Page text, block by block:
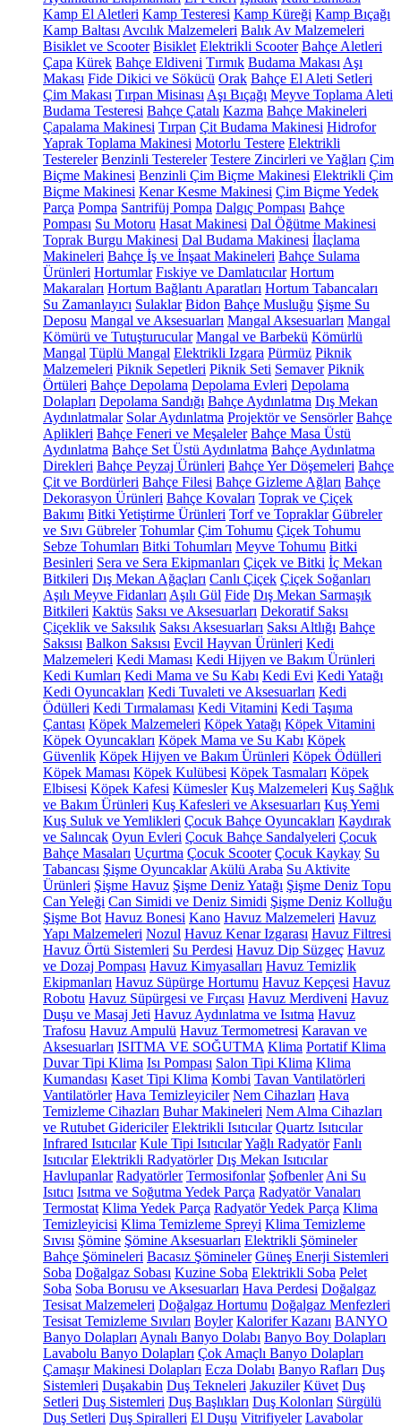
Kamp El Aletleri Kamp Testeresi Kamp Küreği Kamp Bıçağı
Kamp Baltası Avcılık Malzemeleri Balık Av Malzemeleri
Bisiklet ve Scooter Bisiklet Elektrikli Scooter Bahçe Aletleri
Çapa Kürek Bahçe Eldiveni Tırmık Budama Makası Aşı
Makası Fide Dikici ve Sökücü Orak Bahçe El Aleti Setleri
Çim Makası Tırpan Misinası Aşı Bıçağı Meyve Toplama Aleti
Budama Testeresi Bahçe Çatalı Kazma Bahçe Makineleri
Çapalama Makinesi Tırpan Çit Budama Makinesi Hidrofor
Yaprak Toplama Makinesi Motorlu Testere Elektrikli
Testereler Benzinli Testereler Testere Zincirleri ve Yağları Çim
Biçme Makinesi Benzinli Çim Biçme Makinesi Elektrikli Çim
Biçme Makinesi Kenar Kesme Makinesi Çim Biçme Yedek
Parça Pompa Santrifüj Pompa Dalgıç Pompası Bahçe
Pompası Su Motoru Hasat Makinesi Dal Öğütme Makinesi
Toprak Burgu Makinesi Dal Budama Makinesi İlaçlama
Makineleri Bahçe İş ve İnşaat Makineleri Bahçe Sulama
Ürünleri Hortumlar Fıskiye ve Damlatıcılar Hortum
Makaraları Hortum Bağlantı Aparatları Hortum Tabancaları
Su Zamanlayıcı Sulaklar Bidon Bahçe Musluğu Şişme Su
Deposu Mangal ve Aksesuarları Mangal Aksesuarları Mangal
Kömürü ve Tutuşturucular Mangal ve Barbekü Kömürlü
Mangal Tüplü Mangal Elektrikli Izgara Pürmüz Piknik
Malzemeleri Piknik Sepetleri Piknik Seti Semaver Piknik
Örtüleri Bahçe Depolama Depolama Evleri Depolama
Dolapları Depolama Sandığı Bahçe Aydınlatma Dış Mekan
Aydınlatmalar Solar Aydınlatma Projektör ve Sensörler Bahçe
Aplikleri Bahçe Feneri ve Meşaleler Bahçe Masa Üstü
Aydınlatma Bahçe Set Üstü Aydınlatma Bahçe Aydınlatma
Direkleri Bahçe Peyzaj Ürünleri Bahçe Yer Döşemeleri Bahçe
Çit ve Bordürleri Bahçe Filesi Bahçe Gizleme Ağları Bahçe
Dekorasyon Ürünleri Bahçe Kovaları Toprak ve Çiçek
Bakımı Bitki Yetiştirme Ürünleri Torf ve Topraklar Gübreler
ve Sıvı Gübreler Tohumlar Çim Tohumu Çiçek Tohumu
Sebze Tohumları Bitki Tohumları Meyve Tohumu Bitki
Besinleri Sera ve Sera Ekipmanları Çiçek ve Bitki İç Mekan
Bitkileri Dış Mekan Ağaçları Canlı Çiçek Çiçek Soğanları
Aşılı Meyve Fidanları Aşılı Gül Fide Dış Mekan Sarmaşık
Bitkileri Kaktüs Saksı ve Aksesuarları Dekoratif Saksı
Çiçeklik ve Saksılık Saksı Aksesuarları Saksı Altlığı Bahçe
Saksısı Balkon Saksısı Evcil Hayvan Ürünleri Kedi
Malzemeleri Kedi Maması Kedi Hijyen ve Bakım Ürünleri
Kedi Kumları Kedi Mama ve Su Kabı Kedi Evi Kedi Yatağı
Kedi Oyuncakları Kedi Tuvaleti ve Aksesuarları Kedi
Ödülleri Kedi Tırmalaması Kedi Vitamini Kedi Taşıma
Çantası Köpek Malzemeleri Köpek Yatağı Köpek Vitamini
Köpek Oyuncakları Köpek Mama ve Su Kabı Köpek
Güvenlik Köpek Hijyen ve Bakım Ürünleri Köpek Ödülleri
Köpek Maması Köpek Kulübesi Köpek Tasmaları Köpek
Elbisesi Köpek Kafesi Kümesler Kuş Malzemeleri Kuş Sağlık
ve Bakım Ürünleri Kuş Kafesleri ve Aksesuarları Kuş Yemi
Kuş Suluk ve Yemlikleri Çocuk Bahçe Oyuncakları Kaydırak
ve Salıncak Oyun Evleri Çocuk Bahçe Sandalyeleri Çocuk
Bahçe Masaları Uçurtma Çocuk Scooter Çocuk Kaykay Su
Tabancası Şişme Oyuncaklar Akülü Araba Su Aktivite
Ürünleri Şişme Havuz Şişme Deniz Yatağı Şişme Deniz Topu
Can Yeleği Can Simidi ve Deniz Simidi Şişme Deniz Kolluğu
Şişme Bot Havuz Bonesi Kano Havuz Malzemeleri Havuz
Yapı Malzemeleri Nozul Havuz Kenar Izgarası Havuz Filtresi
Havuz Örtü Sistemleri Su Perdesi Havuz Dip Süzgeç Havuz
ve Dozaj Pompası Havuz Kimyasalları Havuz Temizlik
Ekipmanları Havuz Süpürge Hortumu Havuz Kepçesi Havuz
Robotu Havuz Süpürgesi ve Fırçası Havuz Merdiveni Havuz
Duşu ve Masaj Jeti Havuz Aydınlatma ve Isıtma Havuz
Trafosu Havuz Ampulü Havuz Termometresi Karavan ve
Aksesuarları ISITMA VE SOĞUTMA Klima Portatif Klima
Duvar Tipi Klima Isı Pompası Salon Tipi Klima Klima
Kumandası Kaset Tipi Klima Kombi Tavan Vantilatörleri
Vantilatörler Hava Temizleyiciler Nem Cihazları Hava
Temizleme Cihazları Buhar Makineleri Nem Alma Cihazları
ve Rutubet Gidericiler Elektrikli Isıtıcılar Quartz Isıtıcılar
Infrared Isıtıcılar Kule Tipi IsıtıcılarYağlı Radyatör Fanlı
Isıtıcılar Elektrikli Radyatörler Dış Mekan Isıtıcılar
Havlupanlar Radyatörler Termosifonlar Şofbenler Ani Su
Isıtıcı Isıtma ve Soğutma Yedek Parça Radyatör Vanaları
Termostat Klima Yedek Parça Radyatör Yedek Parça Klima
Temizleyicisi Klima Temizleme Spreyi Klima Temizleme
Sıvısı Şömine Şömine Aksesuarları Elektrikli Şömineler
Bahçe Şömineleri Bacasız Şömineler Güneş Enerji Sistemleri
Soba Doğalgaz Sobası Kuzine Soba Elektrikli Soba Pelet
Soba Soba Borusu ve Aksesuarları Hava Perdesi Doğalgaz
Tesisat Malzemeleri Doğalgaz Hortumu Doğalgaz Menfezleri
Tesisat Temizleme Sıvıları Boyler Kalorifer Kazanı BANYO
Banyo Dolapları Aynalı Banyo Dolabı Banyo Boy Dolapları
Lavabolu Banyo Dolapları Çok Amaçlı Banyo Dolapları
Çamaşır Makinesi Dolapları Ecza Dolabı Banyo Rafları Duş
Sistemleri Duşakabin Duş Tekneleri Jakuziler Küvet Duş
Setleri Duş Sistemleri Duş Başlıkları Duş Kolonları Sürgülü
Duş Setleri Duş Spiralleri El Duşu Vitrifiyeler Lavabolar